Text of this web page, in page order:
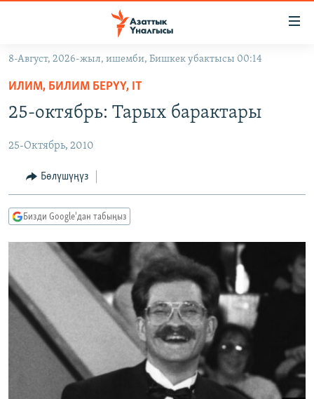
Навигацияга
өтүңүз
салыңыз
КЫРГЫЗСТАН
САЯСАТ
ЭКОНОМИКА
ДҮЙНӨ
БОРБОР АЗИЯ
УКРАИНА
АТАЙЫН ИЛИКТӨӨ
БҮГҮН АЗАТТЫКТА
ЭКСПЕРТТЕР ТАЛДАЙТ
БИЗ ЖАНА ДҮЙНӨ
ДАНИСТЕ
ЭЖЕ-СИҢДИЛЕР
АЗАТТЫК+
ЫҢГАЙСЫЗ СУРООЛОР
ПОДКАСТ
ӨЗГӨЧӨ ПИКИР
Русский
ОНЛАЙН ШЕРИНЕ
8-Август, 2026-жыл, ишемби, Бишкек убактысы 00:14
ИЛИМ, БИЛИМ БЕРҮҮ, IT
25-октябрь: Тарых барактары
25-Октябрь, 2010
Бөлүшүңүз
Бизди Google'дан табыңыз